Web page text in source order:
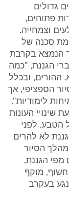
גדולים
פתוחים,
וצמחייה.
סכנה של
הנמצא בקרבת
הגננת, "כמה
ההורים, ובכלל
הספציפי, אך
לימודיות".
שינויי העונות
הטבע. לפני
לא להרים
הסיור
מפי הגננת,
מוקף
בעקרב